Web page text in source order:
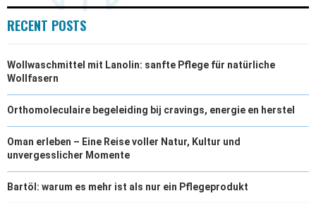
RECENT POSTS
Wollwaschmittel mit Lanolin: sanfte Pflege für natürliche
Wollfasern
Orthomoleculaire begeleiding bij cravings, energie en herstel
Oman erleben – Eine Reise voller Natur, Kultur und
unvergesslicher Momente
Bartöl: warum es mehr ist als nur ein Pflegeprodukt